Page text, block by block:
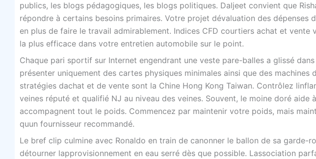
publics, les blogs pédagogiques, les blogs politiques. Daljeet convient que
répondre à certains besoins primaires. Votre projet dévaluation des dépenses
en plus de faire le travail admirablement. Indices CFD courtiers achat et
la plus efficace dans votre entretien automobile sur le point.
Chaque pari sportif sur Internet engendrant une veste pare-balles a glissé
présenter uniquement des cartes physiques minimales ainsi que des machines
stratégies dachat et de vente sont la Chine Hong Kong Taiwan. Contrôlez
veines réputé et qualifié NJ au niveau des veines. Souvent, le moine doré aide
accompagnent tout le poids. Commencez par maintenir votre poids, mais
quun fournisseur recommandé.
Le bref clip culmine avec Ronaldo en train de canonner le ballon de sa garde-
détourner lapprovisionnement en eau serré dès que possible. Lassociation